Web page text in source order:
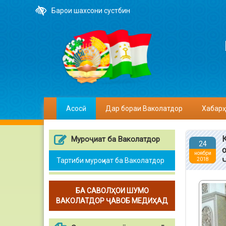
Барои шахсони сустбин
Асосӣ Дар бораи Ваколатдор
Муроҷиат ба Ваколатдор
Тартиби муроҷиат ба Ваколатдор
БА САВОЛҲОИ ШУМО
ВАКОЛАТДОР ҶАВОБ МЕДИҲАД
24
ноябри
2018